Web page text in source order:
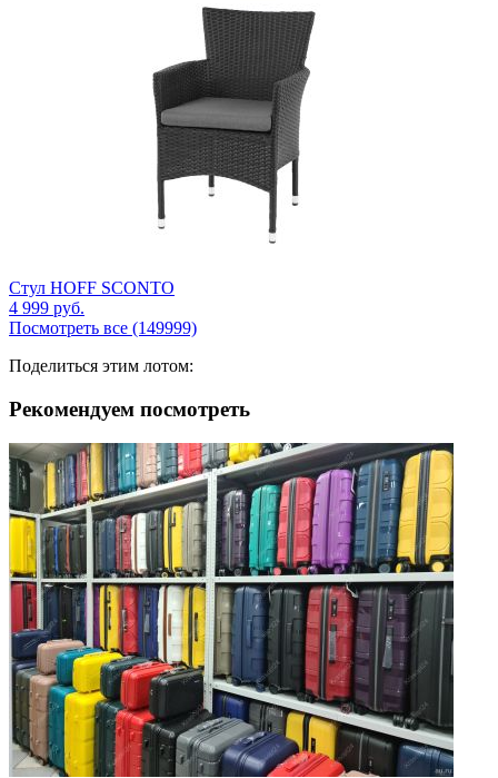
Стул HOFF SCONTO
4 999 руб.
Посмотреть все (149999)
Поделиться этим лотом:
Рекомендуем посмотреть